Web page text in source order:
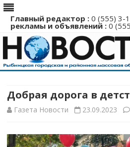
Главный редактор : 0 (555)
рекламы и объявлений : 0
Добрая дорога в
Газета Новости 23.09.2023